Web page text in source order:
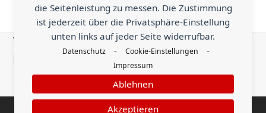
die Seitenleistung zu messen. Die Zustimmung
ist jederzeit über die Privatsphäre-Einstellung
unten links auf jeder Seite widerrufbar.
Datenschutz - Cookie-Einstellungen -
Impressum
Akzeptieren
Ablehnen
You know something helpful that is worth
being shared with the world?
Send an Earn